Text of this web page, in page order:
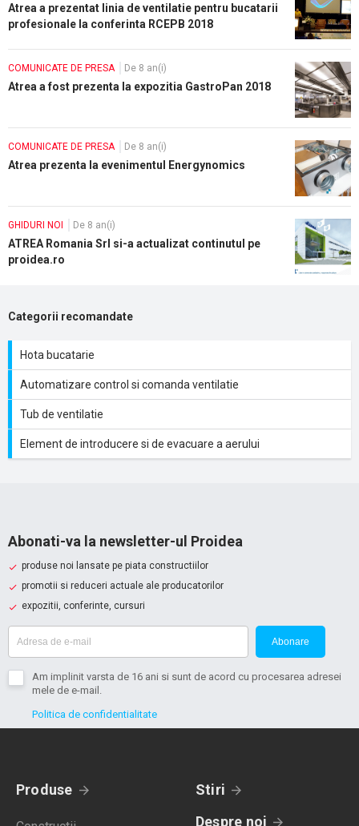
Atrea a prezentat linia de ventilatie pentru bucatarii
profesionale la conferinta RCEPB 2018
COMUNICATE DE PRESA De 8 an(i)
Atrea a fost prezenta la expozitia GastroPan 2018
COMUNICATE DE PRESA De 8 an(i)
Atrea prezenta la evenimentul Energynomics
GHIDURI NOI De 8 an(i)
ATREA Romania Srl si-a actualizat continutul pe
proidea.ro
Categorii recomandate
Hota bucatarie
Automatizare control si comanda ventilatie
Tub de ventilatie
Element de introducere si de evacuare a aerului
Abonati-va la newsletter-ul Proidea
produse noi lansate pe piata constructiilor
promotii si reduceri actuale ale producatorilor
expozitii, conferinte, cursuri
Abonare
Am implinit varsta de 16 ani si sunt de acord cu procesarea adresei
mele de e-mail.
Politica de confidentialitate
Produse
Stiri
Despre noi